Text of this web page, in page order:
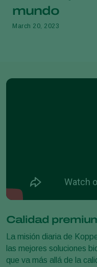
mundo
March 20, 2023
Calidad
La misión diaria de
las mejores soluciones
que va más allá de la